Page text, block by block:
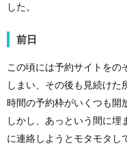
した。
前日
この頃には予約サイトをの
しまい、その後も見続け
時間の予約枠がいくつも開
しかし、あっという間に埋
に連絡しようとモタモタし